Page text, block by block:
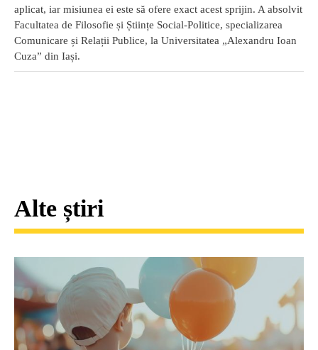
aplicat, iar misiunea ei este să ofere exact acest sprijin. A absolvit
Facultatea de Filosofie și Științe Social-Politice, specializarea
Comunicare și Relații Publice, la Universitatea „Alexandru Ioan
Cuza” din Iași.
Alte știri